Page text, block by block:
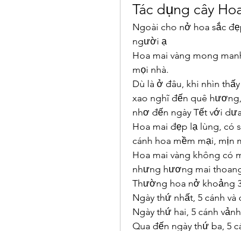
Tác dụng cây
Ngoài cho nở hoa sắc
người ạ
Hoa mai vàng mong
mọi nhà.
Dù là ở đâu, khi nhìn
xao nghĩ đến quê hương,
nhơ đến ngày Tết với
Hoa mai đẹp lạ lùng, có
cánh hoa mềm mại, mịn
Hoa mai vàng không có
nhưng hương mai
Thường hoa nở khoảng
Ngày thứ nhất, 5 cánh
Ngày thứ hai, 5 cánh
Qua đến ngày thứ ba, 5